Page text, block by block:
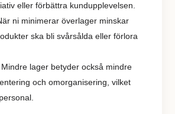
eller förbättra kundupplevelsen.
ni minimerar överlager minskar
ska bli svårsålda eller förlora
Mindre lager betyder också mindre
och omorganisering, vilket